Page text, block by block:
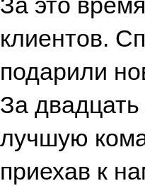
клиентов.
подарили
За
лучшую
приехав к